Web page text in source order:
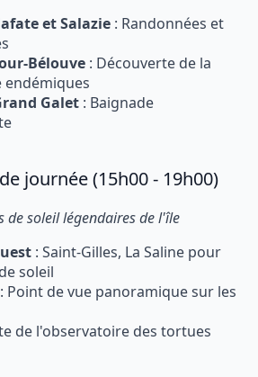
et Salazie : Randonnées et
Bélouve : Découverte de la
Galet : Baignade
journée (15h00 - 19h00)
de soleil légendaires de l'île
: Saint-Gilles, La Saline pour
soleil
: Point de vue panoramique sur les
de l'observatoire des tortues